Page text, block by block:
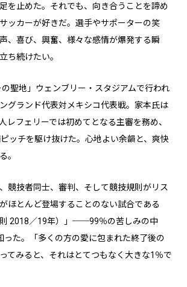
を止めた。それでも、向き合うことを諦め
ッカーが好きだ。選手やサポーターの笑
、喜び、興奮、様々な感情が爆発する瞬
ち続けたい。
聖地」ウェンブリー・スタジアムで行われ
グランド代表対メキシコ代表戦。家本氏は
レフェリーでは初めてとなる主審を務め、
ッチを駆け抜けた。心地よい余韻と、爽快
。
競技者同士、審判、そして競技規則がリス
ほとんど登場することのない試合である
則 2018／19年）」──99％の苦しみの中
った。「多くの方の愛に包まれた終了後の
てみると、それはとてつもなく大きな1％で